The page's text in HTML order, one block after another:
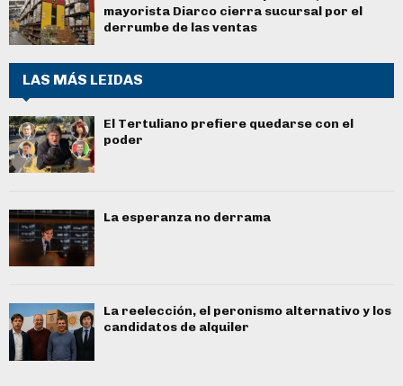
mayorista Diarco cierra sucursal por el
derrumbe de las ventas
LAS MÁS LEIDAS
El Tertuliano prefiere quedarse con el
poder
La esperanza no derrama
La reelección, el peronismo alternativo y los
candidatos de alquiler